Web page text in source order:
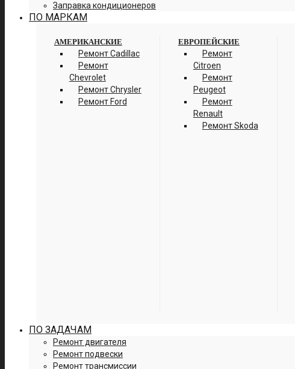
Заправка кондиционеров
ПО МАРКАМ
АМЕРИКАНСКИЕ
Ремонт Cadillac
Ремонт
Chevrolet
Ремонт Chrysler
Ремонт Ford
ЕВРОПЕЙСКИЕ
Ремонт
Citroen
Ремонт
Peugeot
Ремонт
Renault
Ремонт Skoda
ПО ЗАДАЧАМ
Ремонт двигателя
Ремонт подвески
Ремонт трансмиссии